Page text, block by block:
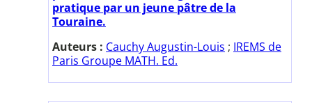
pratique par un jeune pâtre de la
Touraine.
Auteurs : Cauchy Augustin-Louis ; IREMS de
Paris Groupe MATH. Ed.